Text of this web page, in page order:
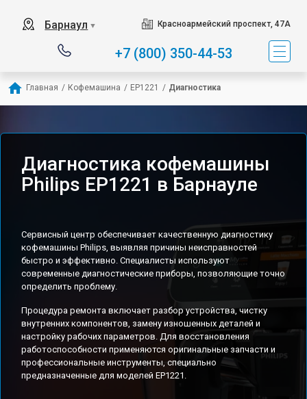
Барнаул ▼ Красноармейский проспект, 47А
+7 (800) 350-44-53
Главная / Кофемашина / EP1221 / Диагностика
Диагностика кофемашины
Philips EP1221 в Барнауле
Сервисный центр обеспечивает качественную диагностику
кофемашины Philips, выявляя причины неисправностей
быстро и эффективно. Специалисты используют
современные диагностические приборы, позволяющие точно
определить проблему.
Процедура ремонта включает разбор устройства, чистку
внутренних компонентов, замену изношенных деталей и
настройку рабочих параметров. Для восстановления
работоспособности применяются оригинальные запчасти и
профессиональные инструменты, специально
предназначенные для моделей EP1221.